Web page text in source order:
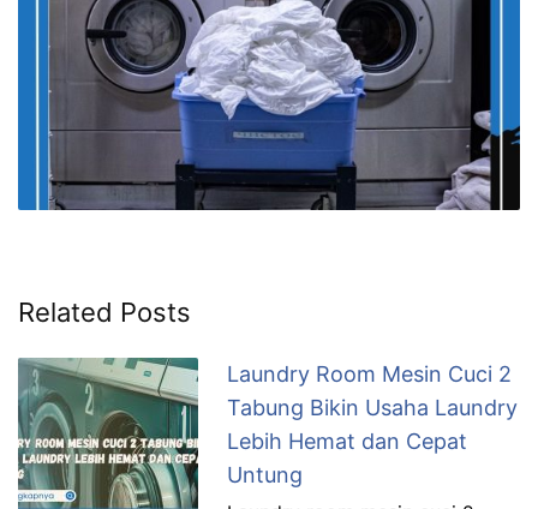
Related Posts
Laundry Room Mesin Cuci 2
Tabung Bikin Usaha Laundry
Lebih Hemat dan Cepat
Untung